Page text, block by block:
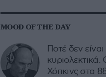
MOOD OF THE DAY
Ποτέ δεν
κυριολεκτικά.
Χόπκινς στα